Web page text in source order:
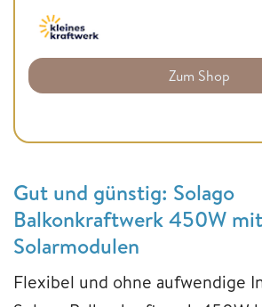
Zum Shop
Gut und günstig: Solago
Balkonkraftwerk 450W
Solarmodulen
Flexibel und ohne aufwendige